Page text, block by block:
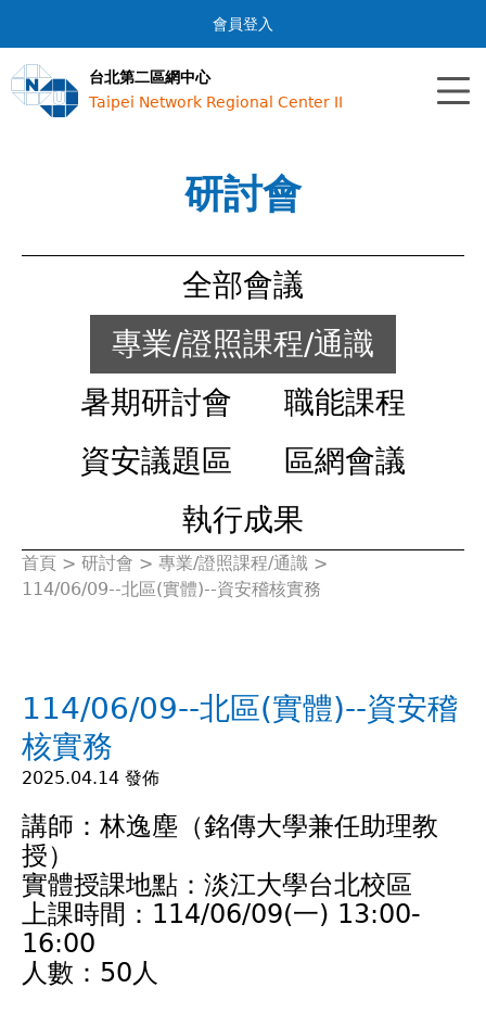
Jump to navigation
會員登入
台北第二區網中心
Taipei Network Regional Center II
研討會
全部會議
專業/證照課程/通識
暑期研討會
職能課程
資安議題區
區網會議
執行成果
您
裡
首頁 > 研討會 > 專業/證照課程/通識 >
114/06/09--北區(實體)--資安稽核實務
114/06/09--北區(實體)--資安稽
核實務
2025.04.14 發佈
講師：林逸塵（銘傳大學兼任助理教
授）
實體授課地點：淡江大學台北校區
上課時間：114/06/09(一) 13:00-
16:00
人數：50人